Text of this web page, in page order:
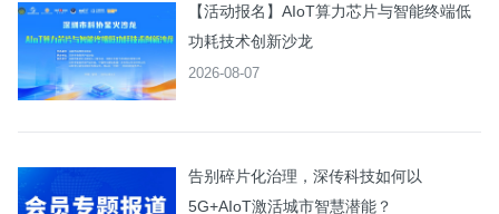
【活动报名】AIoT算力芯片与智能终端低
功耗技术创新沙龙
2026-08-07
告别碎片化治理，深传科技如何以
5G+AIoT激活城市智慧潜能？